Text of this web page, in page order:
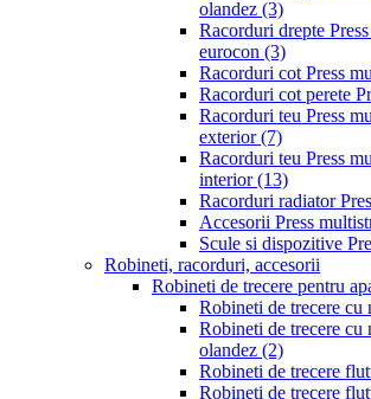
olandez (3)
Racorduri drepte
eurocon (3)
Racorduri cot Press
Racorduri cot perete
Racorduri teu Press
exterior(7)
Racorduri teu Press
interior(13)
Racorduri radiator
Accesorii Press
Scule si dispozitive
Robineti, racorduri, accesorii
Robineti de trecere pentru
Robineti de trecere cu
Robineti de trecere cu
olandez (2)
Robineti de trecere
Robineti de trecere